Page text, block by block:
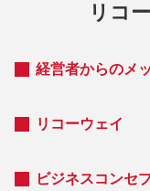
リコ
経営者からのメ
リコーウェイ
ビジネスコンセ